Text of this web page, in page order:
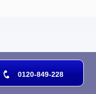
0120-849-228